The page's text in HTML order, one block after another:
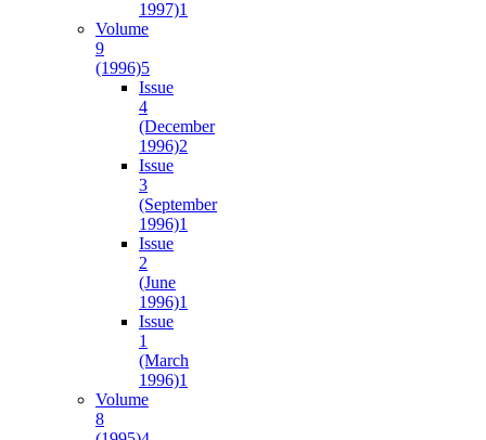
1997)1
Volume
9
(1996)5
Issue
4
(December
1996)2
Issue
3
(September
1996)1
Issue
2
(June
1996)1
Issue
1
(March
1996)1
Volume
8